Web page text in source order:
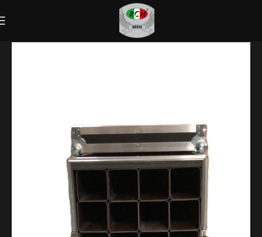
ASTE PER MICROFONI CON TUBI DIVISORI